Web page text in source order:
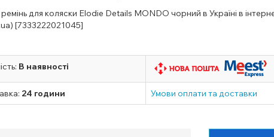
для коляски Elodie Details MONDO чорний в Україні в
[7333222021045]
В наявності
24 години Умови оплати та доставки